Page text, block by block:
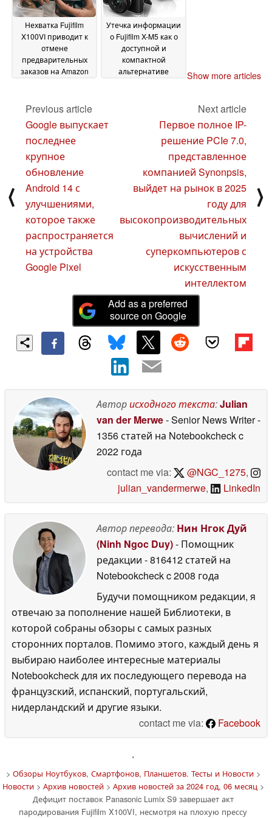
Нехватка Fujifilm
X100VI приводит к
отмене
предварительных
заказов на Amazon
заставляя
альтернативные
компактные камеры
Утечка информации
о Fujifilm X-M5 как о
доступной и
компактной
альтернативе
Show more articles
⟨
Previous article
Google выпускает
последнее
крупное
обновление
Android 14 с
улучшениями,
которое также
распространяется
на устройства
Google Pixel
Next article
Первое полное IP-
решение PCIe 7.0,
представленное
компанией Synonpsis,
выйдет на рынок в 2025
году для
высокопроизводительных
вычислений и
суперкомпьютеров с
искусственным
интеллектом
⟩
Add as a preferred
source on Google
Авторисходного текста:Julian
van der Merwe- Senior News Writer-
1356 статей на Notebookcheckc
2022 года
contact me via:
@NGC_1275,
julian_vandermerwe, LinkedIn
Автор перевода: Нин Нгок Дуй
(Ninh Ngoc Duy)- Помощник
редакции - 816412 статей на
Notebookcheckc 2008 года
Будучи помощником редакции, я
отвечаю за пополнение нашей Библиотеки, в
которой собраны обзоры с самых разных
сторонних порталов. Помимо этого, каждый день я
выбираю наиболее интересные материалы
Notebookcheck для их последующего перевода на
французский, испанский, португальский,
нидерландский и другие языки.
contact me via:
Facebook
'
> Обзоры Ноутбуков, Смартфонов, Планшетов. Тесты и Новости>
Новости> Архив новостей> Архив новостей за 2024 год, 06 месяц >
Дефицит поставок Panasonic Lumix S9 завершает акт
пародирования Fujifilm X100VI, несмотря на плохую прессу